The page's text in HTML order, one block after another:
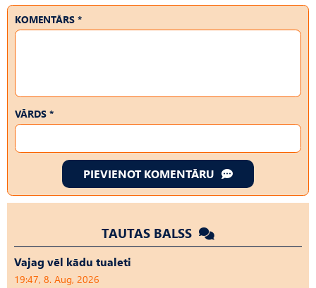
KOMENTĀRS *
VĀRDS *
PIEVIENOT KOMENTĀRU
TAUTAS BALSS
Vajag vēl kādu tualeti
19:47, 8. Aug, 2026